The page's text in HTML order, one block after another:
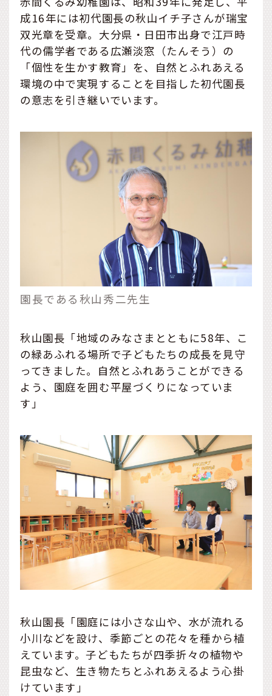
成16年には初代園長の秋山イチ子さんが瑞宝
双光章を受章。大分県・日田市出身で江戸時
代の儒学者である広瀬淡窓（たんそう）の
「個性を生かす教育」を、自然とふれあえる
環境の中で実現することを目指した初代園長
の意志を引き継いでいます。
園長である秋山秀二先生
秋山園長「地域のみなさまとともに58年、こ
の緑あふれる場所で子どもたちの成長を見守
ってきました。自然とふれあうことができる
よう、園庭を囲む平屋づくりになっていま
す」
秋山園長「園庭には小さな山や、水が流れる
小川などを設け、季節ごとの花々を種から植
えています。子どもたちが四季折々の植物や
昆虫など、生き物たちとふれあえるよう心掛
けています」